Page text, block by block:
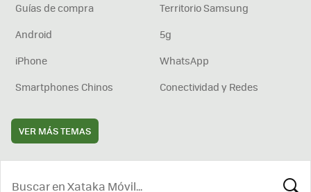
Guías de compra
Territorio Samsung
Android
5g
iPhone
WhatsApp
Smartphones Chinos
Conectividad y Redes
VER MÁS TEMAS